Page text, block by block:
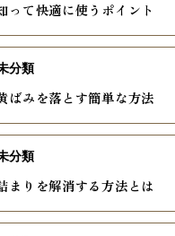
って快適に使うポイント
ばみを落とす簡単な方法
分類
まりを解消する方法とは
分類